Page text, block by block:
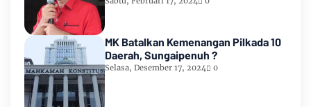
MK Batalkan Kemenangan Pilkada 10
Daerah, Sungaipenuh ?
Selasa, Desember 17, 2024 0